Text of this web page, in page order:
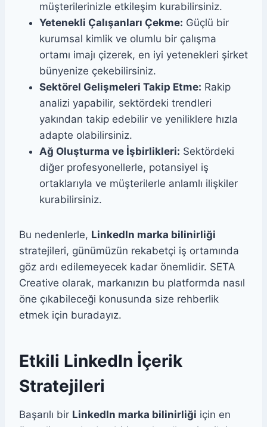
müşterilerinizle etkileşim kurabilirsiniz.
Yetenekli Çalışanları Çekme: Güçlü bir
kurumsal kimlik ve olumlu bir çalışma
ortamı imajı çizerek, en iyi yetenekleri şirket
bünyenize çekebilirsiniz.
Sektörel Gelişmeleri Takip Etme: Rakip
analizi yapabilir, sektördeki trendleri
yakından takip edebilir ve yeniliklere hızla
adapte olabilirsiniz.
Ağ Oluşturma ve İşbirlikleri: Sektördeki
diğer profesyonellerle, potansiyel iş
ortaklarıyla ve müşterilerle anlamlı ilişkiler
kurabilirsiniz.
Bu nedenlerle, LinkedIn marka bilinirliği
stratejileri, günümüzün rekabetçi iş ortamında
göz ardı edilemeyecek kadar önemlidir. SETA
Creative olarak, markanızın bu platformda nasıl
öne çıkabileceği konusunda size rehberlik
etmek için buradayız.
Etkili LinkedIn İçerik
Stratejileri
Başarılı bir LinkedIn marka bilinirliği için en